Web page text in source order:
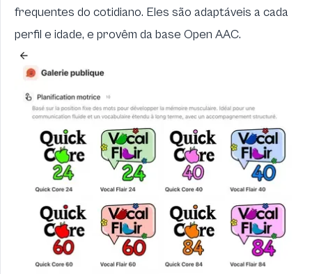
frequentes do cotidiano. Eles são adaptáveis a cada
perfil e idade, e provêm da base Open AAC.